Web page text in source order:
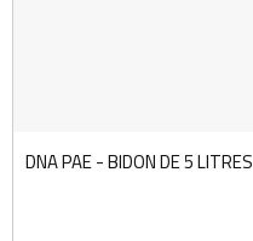
DNA PAE - BIDON DE 5 LITRES